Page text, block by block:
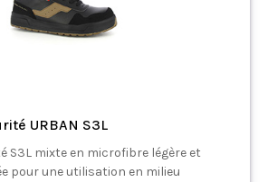
URBAN S3L
S3L mixte en microfibre légère et
pour une utilisation en milieu